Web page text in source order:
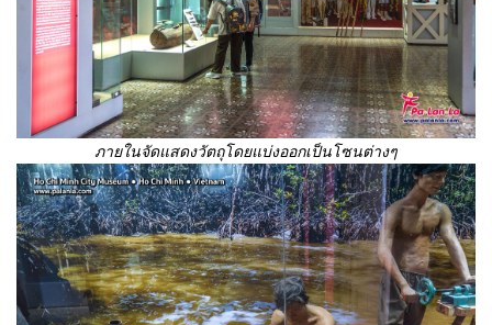
ภายในจัดแสดงวัตถุโดยแบ่งออกเป็นโซนต่างๆ